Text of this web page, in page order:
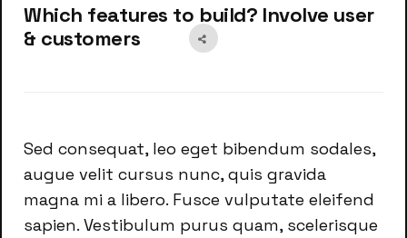
Which features to build? Involve user
& customers
Sed consequat, leo eget bibendum sodales,
augue velit cursus nunc, quis gravida
magna mi a libero. Fusce vulputate eleifend
sapien. Vestibulum purus quam, scelerisque